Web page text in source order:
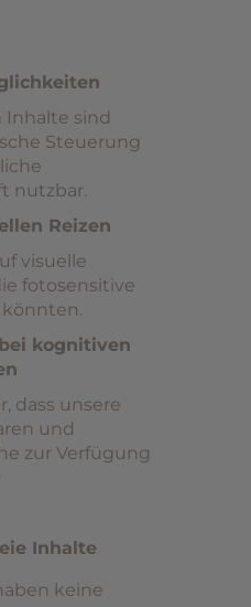
Inhalte sind
Steuerung
nutzbar.
Reizen
visuelle
fotosensitive
könnten.
kognitiven
dass unsere
und
zur Verfügung
Inhalte
keine